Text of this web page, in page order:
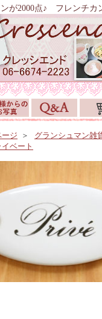
が2000点♪ フレンチカ
ージ ＞ グランシュマン雑
ベート